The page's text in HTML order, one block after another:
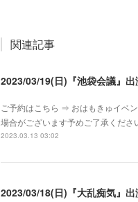
関連記事
2023/03/19(日)『池袋会議』出
ご予約はこちら ⇒ おはもきゅイベ
場合がございます予めご了承くださ
2023.03.13 03:02
2023/03/18(日)『大乱痴気』出